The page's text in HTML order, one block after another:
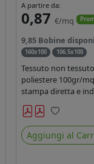
A partire da:
0,87 €/mq
9,85 Bobine
160x100 106.5x100
Tessuto non
poliestere 100gr/
stampa diretta e
inchiostro
uv.
Preferiti
Aggiungi al